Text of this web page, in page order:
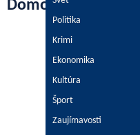
Politika
Krimi
Ekonomika
Kultúra
Šport
Zaujímavosti
Domov